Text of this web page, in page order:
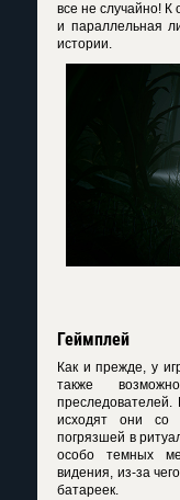
все не случайно! К
и параллельная
истории.
Геймплей
Как и прежде, у
также
преследователей.
исходят они со
погрязшей в
особо темных
видения, из-за
батареек.